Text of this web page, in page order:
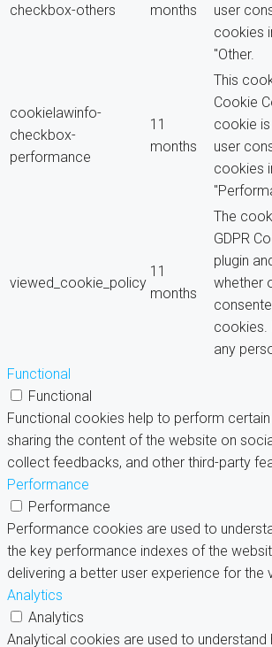
checkbox-others
months
user
cookies
"Other.
cookielawinfo-
checkbox-
performance
11
months
This
Cookie
cookie
user
cookies
viewed_cookie_policy
11
months
The
GDPR
plugin
whether
cookies.
any
Functional
Functional
Functional cookies help to perform
sharing the content of the website on
collect feedbacks, and other third-party
Performance
Performance
Performance cookies are used to
the key performance indexes of the
delivering a better user experience for the
Analytics
Analytics
Analytical cookies are used to understand